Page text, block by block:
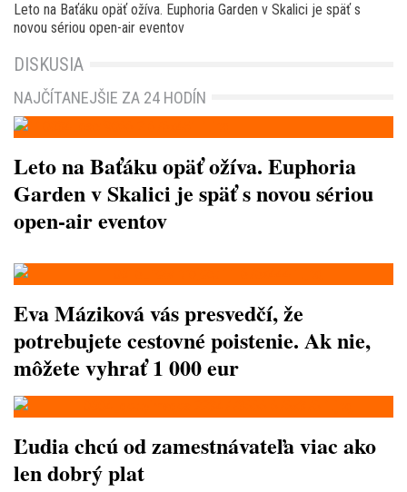
Leto na Baťáku opäť ožíva. Euphoria Garden v Skalici je späť s
novou sériou open-air eventov
DISKUSIA
NAJČÍTANEJŠIE ZA 24 HODÍN
Leto na Baťáku opäť ožíva. Euphoria
Garden v Skalici je späť s novou sériou
open-air eventov
Eva Máziková vás presvedčí, že
potrebujete cestovné poistenie. Ak nie,
môžete vyhrať 1 000 eur
Ľudia chcú od zamestnávateľa viac ako
len dobrý plat